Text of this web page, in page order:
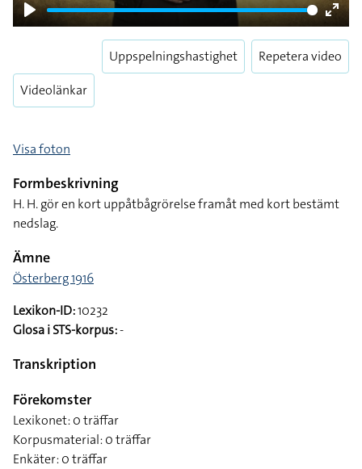
Play
Enter
Videolänkar
Uppspelningshastighet Repetera video
Visa foton
Formbeskrivning
H. H. gör en kort uppåtbågrörelse framåt med kort bestämt
nedslag.
Ämne
Österberg 1916
Lexikon-ID:10232
Glosa i STS-korpus:-
Transkription
Förekomster
Lexikonet: 0 träffar
Korpusmaterial: 0 träffar
Enkäter: 0 träffar